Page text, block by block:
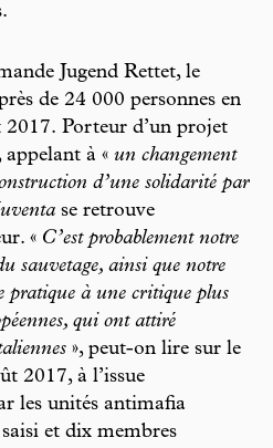
Jugend Rettet, le
de 24 000 personnes en
Porteur d’un projet
à « un changement
d’une solidarité par
se retrouve
« C’est probablement notre
sauvetage, ainsi que notre
pratique à une critique plus
qui ont attiré
», peut-on lire sur le
2017, à l’issue
les unités antimafia
et dix membres